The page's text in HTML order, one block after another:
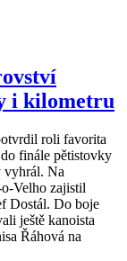
i kilometru
roli favorita
finále pětistovky
vyhrál. Na
Velho zajistil
Dostál. Do boje
ještě kanoista
Řáhová na